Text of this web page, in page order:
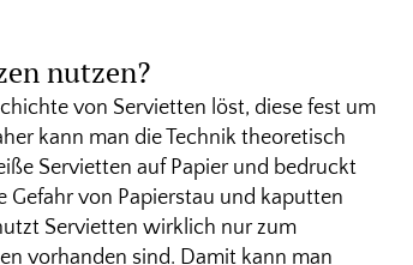
nutzen?
von Servietten löst, diese fest um
kann man die Technik theoretisch
Servietten auf Papier und bedruckt
Gefahr von Papierstau und kaputten
Servietten wirklich nur zum
vorhanden sind. Damit kann man